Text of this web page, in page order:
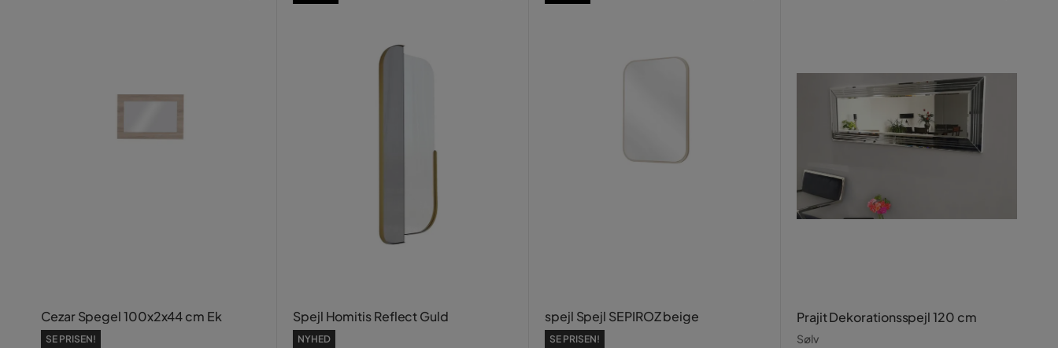
Cezar Spegel 100x2x44 cm Ek
SE PRISEN!
Spejl Homitis Reflect Guld
NYHED
spejl Spejl SEPIROZ beige
SE PRISEN!
Prajit Dekorationsspejl 120 cm
Sølv